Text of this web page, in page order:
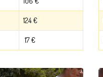
124 €
17 €